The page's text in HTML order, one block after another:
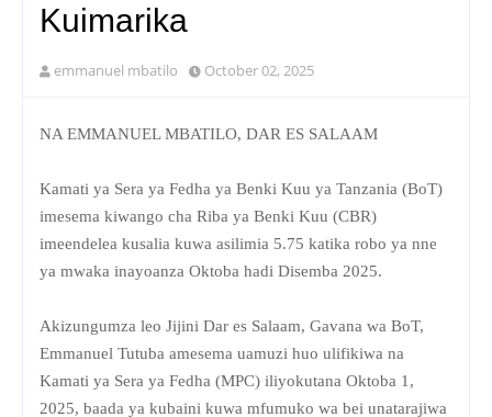
Kuimarika
emmanuel mbatilo October 02, 2025
NA EMMANUEL MBATILO, DAR ES SALAAM
Kamati ya Sera ya Fedha ya Benki Kuu ya Tanzania (BoT)
imesema kiwango cha Riba ya Benki Kuu (CBR)
imeendelea kusalia kuwa asilimia 5.75 katika robo ya nne
ya mwaka inayoanza Oktoba hadi Disemba 2025.
Akizungumza leo Jijini Dar es Salaam, Gavana wa BoT,
Emmanuel Tutuba amesema uamuzi huo ulifikiwa na
Kamati ya Sera ya Fedha (MPC) iliyokutana Oktoba 1,
2025, baada ya kubaini kuwa mfumuko wa bei unatarajiwa